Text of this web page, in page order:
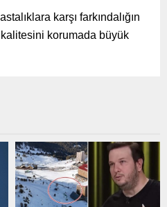
karşı farkındalığın
kalitesini korumada büyük